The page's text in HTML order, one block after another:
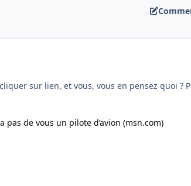
sur lien, et vous, vous en pensez quoi
de vous un pilote d’avion (msn.com)